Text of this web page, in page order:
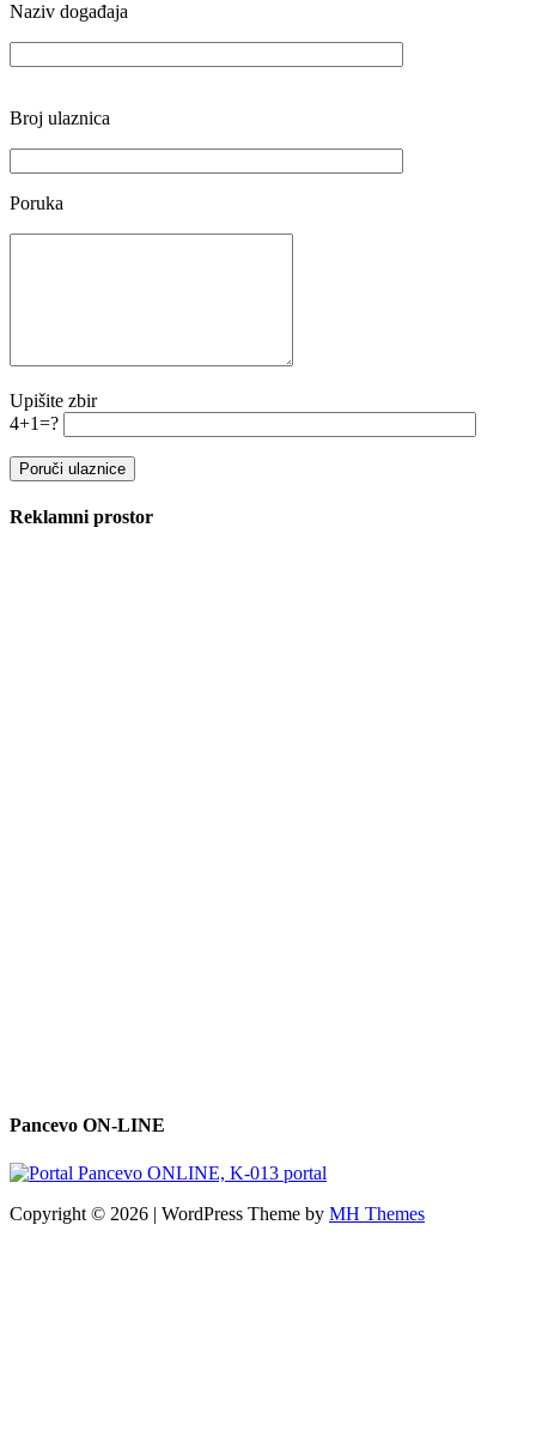
Naziv događaja
Broj ulaznica
Poruka
Upišite zbir
4+1=?
Reklamni prostor
Pancevo ON-LINE
Copyright © 2026 | WordPress Theme by MH Themes